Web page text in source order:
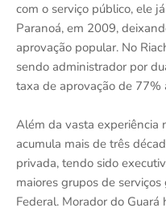
com o serviço público, ele
Paranoá, em 2009,
aprovação popular. No
sendo administrador por
taxa de aprovação de 77%
Além da vasta experiência
acumula mais de três
privada, tendo sido
maiores grupos de
Federal. Morador do